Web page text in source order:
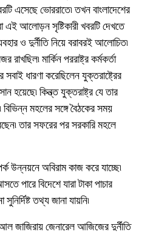
এসেছে ভোররাতে৷ তখন বাংলাদেশের
এই আলোড়ন সৃষ্টিকারী খবরটি দেখতে
ও দুর্নীতি নিয়ে বরাবরই আলোচিত৷
মার্কিন পররাষ্ট্র কর্মকর্তা
ধারণা করেছিলেন যুক্তরাষ্ট্রের
হয়েছে৷ কিন্ত্ত যুক্তরাষ্ট্র যে তার
মহলের সঙ্গে বৈঠকের সময়
তার সফরের পর সরকারি মহলে
উন্নয়নে অবিরাম কাজ করে যাচ্ছে৷
পারে বিদেশে যারা টাকা পাচার
তথ্য জানা যায়নি৷
জাজিরায় জেনারেল আজিজের দুর্নীতি